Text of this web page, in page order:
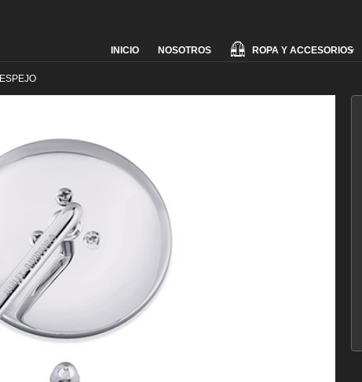
Skip
to
INICIO NOSOTROS ROPA Y ACCESORIOS
ESPEJO